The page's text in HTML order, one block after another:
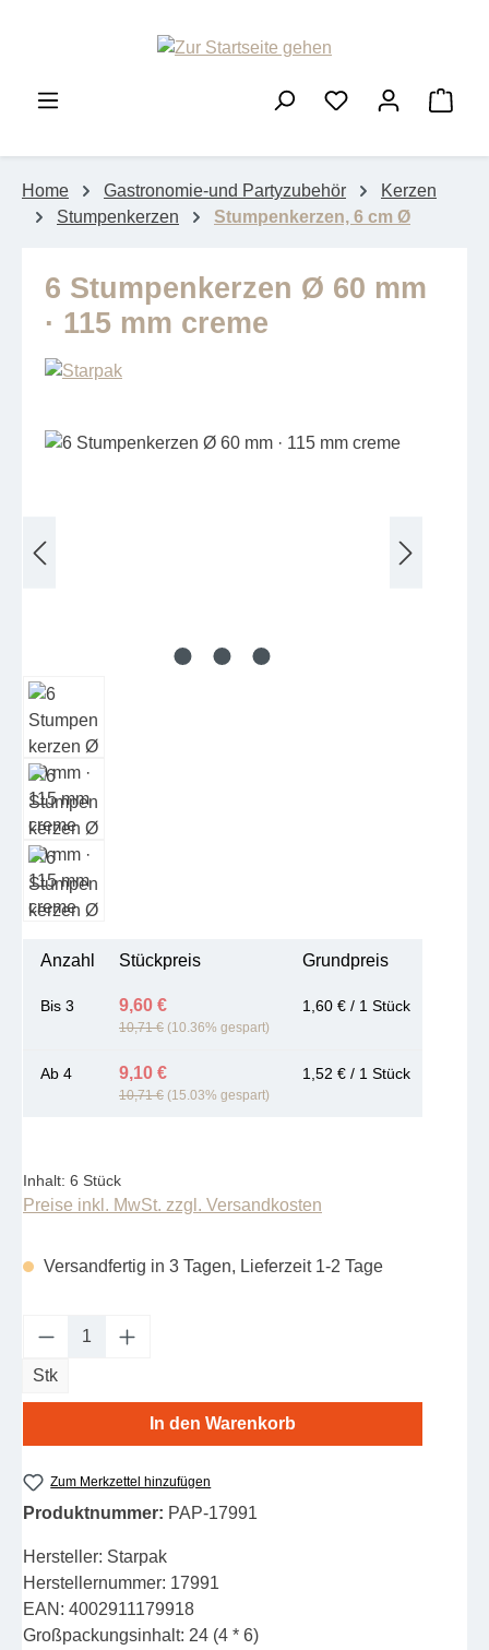
Home Gastronomie-und Partyzubehör
Kerzen
Stumpenkerzen
Stumpenkerzen, 6 cm Ø
6 Stumpenkerzen Ø 60 mm
· 115 mm creme
Bildergalerie überspringen
Anzahl Stückpreis Grundpreis
Bis 3 9,60 €
10,71 € (10.36% gespart)
1,60 € / 1 Stück
Ab 4 9,10 €
10,71 € (15.03% gespart)
1,52 € / 1 Stück
Inhalt: 6 Stück
Preise inkl. MwSt. zzgl. Versandkosten
Versandfertig in 3 Tagen, Lieferzeit 1-2 Tage
Produkt Anzahl: Gib den gewünschten
Stk
In den Warenkorb
Zum Merkzettel hinzufügen
Produktnummer: PAP-17991
Hersteller: Starpak
Herstellernummer: 17991
EAN: 4002911179918
Großpackungsinhalt: 24 (4 * 6)